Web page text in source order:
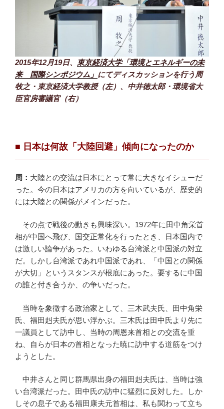
2015年12月19日、
東京経済大学「環境とエネルギーの未
来 国際シンポジウム」 にてディスカッションを行う周
牧之・東京経済大学教授（左）、中井徳太郎・環境省大
臣官房審議官（右）
■ 日本は何故「大陸回避」傾向になったのか
周： 大陸との交流は日本にとって常に大きなイシューだ
った。今の日本はアメリカの方を向いているが、歴史的
には大陸との関係がメインだった。
その点で戦後の動きも興味深い。1972年に田中角栄首
相が中国へ飛び、国交正常化を行ったとき、日本国内で
は激しい論争があった。いわゆる台湾派と中国派の対立
だ。しかし台湾派であれ中国派であれ、「中国との関係
が大切」というスタンスが根底にあった。要するに中国
の誰と付き合うか、の争いだった。
当時を象徴する政治家として、三木武夫氏、田中角栄
氏、福田赳夫氏が思い浮かぶ。三木氏は田中氏より先に
一議員として訪中し、当時の周恩来首相との交流を重
ね、自らが日本の首相となった暁に訪中する道筋をつけ
ようとした。
中井さんと同じ群馬県出身の福田赳夫氏は、当時は強
い台湾派だった。田中氏の訪中に猛烈に反対した。しか
しその息子である福田康夫元首相は、私も関わって立ち